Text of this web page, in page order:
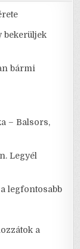
bekerüljek
bármi
– Balsors,
Legyél
legfontosabb
a